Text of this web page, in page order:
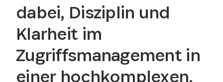
dabei, Disziplin und
Klarheit im
Zugriffsmanagement in
einer hochkomplexen,